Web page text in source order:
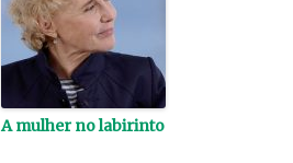
A mulher no labirinto